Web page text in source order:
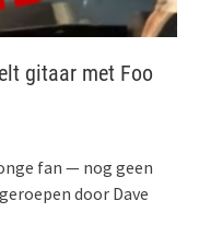
gitaar met Foo
fan — nog geen
door Dave